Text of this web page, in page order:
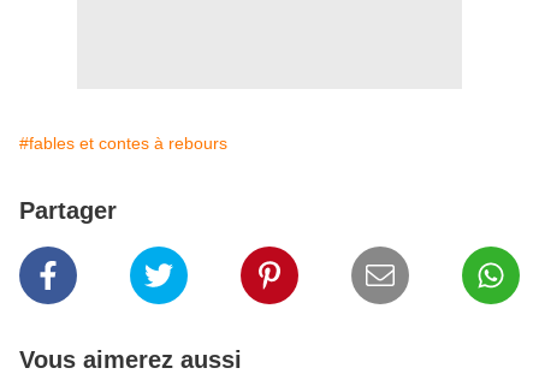
#fables et contes à rebours
Partager
Vous aimerez aussi